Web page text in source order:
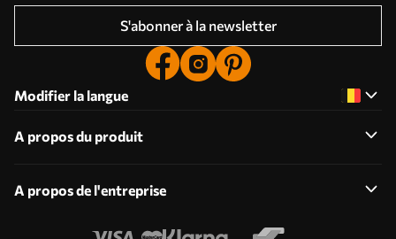
S'abonner à la newsletter
Modifier la langue
A propos du produit
A propos de l'entreprise